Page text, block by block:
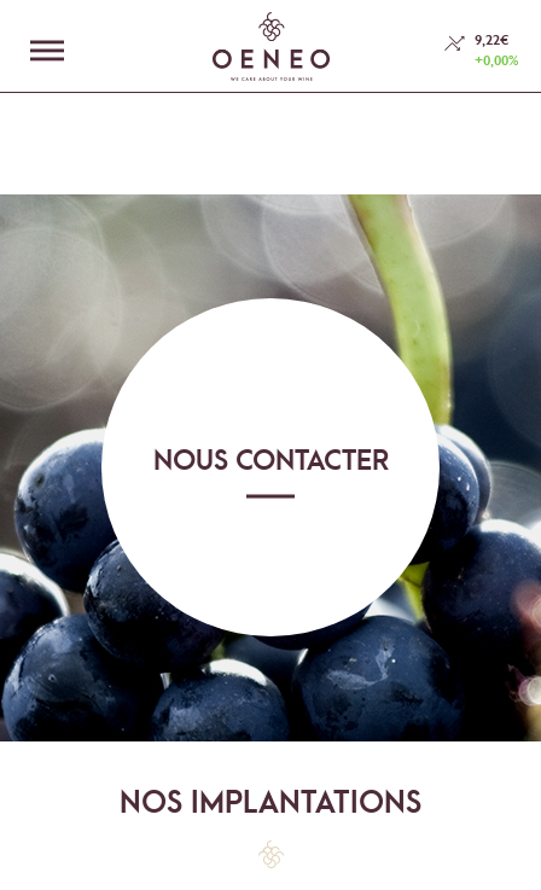
En poursuivant votre navigation sur ce site, vous acceptez l’utilisation de
Cookies.
NOS MÉTIERS
ESPACE INVESTISSEURS
RSE
NOUS CONTACTER
9,22€
+0,00%
NOUS CONTACTER
NOS IMPLANTATIONS